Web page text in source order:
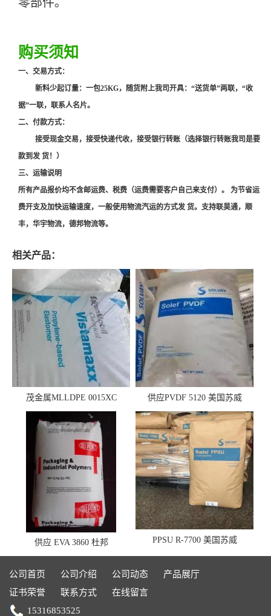
购买须知
一、交易方式：
新料少起订量：一包25KG，随货附上我司开具：“送货单”两联，“收
据”一联，联系人名片。
二、付款方式：
接受现金交易，接受快递代收，接受银行转账（选择银行转账我司是要
款到发 货！）
三、运输说明
所有产品报价均不含邮运费、税费（运费需要客户自己来支付）。 为节省运
费开支及加快运输速度，一般使用物流汽运的方式发 货。支持联昊通，顺
丰，华宇物流，德邦物流等。
相关产品：
茂金属MLLDPE 0015XC
0019XC 现货
供应PVDF 5120 美国苏威
供应 EVA 3860 杜邦 PPSU R-7700 美国苏威
公司首页 公司介绍 公司动态
产品展厅
证书荣誉
联系方式
在线留言
15316853525